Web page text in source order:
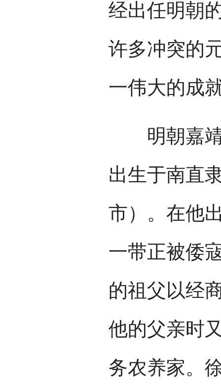
经出任明朝
许多冲突的
一伟大的成
明朝嘉靖
出生于南直
市）。在他
一带正被倭
的祖父以经
他的父亲时
务农养家。